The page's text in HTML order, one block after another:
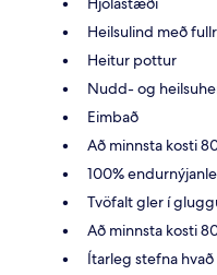
Heilsulind með
Heitur pottur
Nudd- og
Eimbað
Að minnsta kosti
100%
Tvöfalt gler í
Að minnsta kosti
Ítarleg stefna